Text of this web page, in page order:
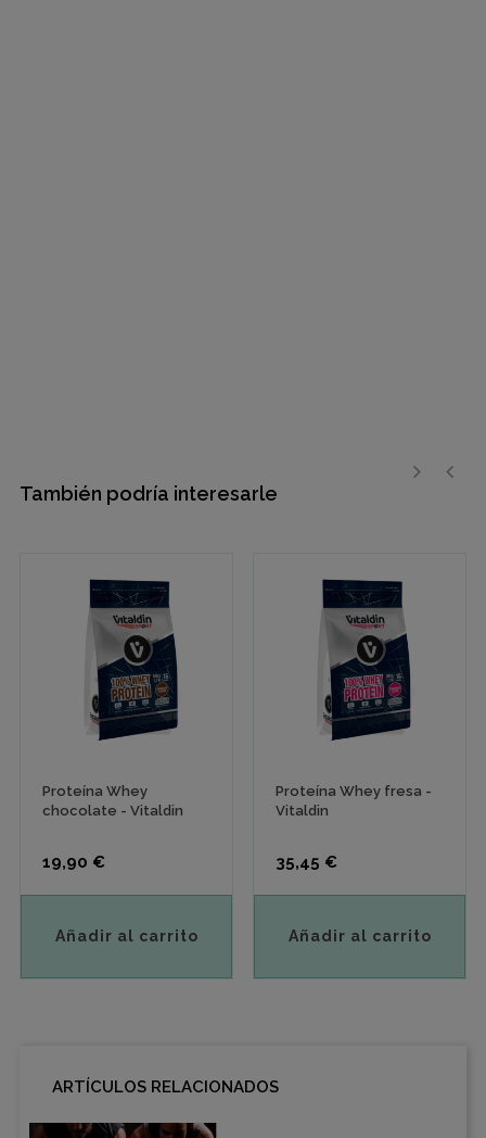
También podría interesarle
Proteína Whey
chocolate - Vitaldin
Precio
19,90 €
Añadir al carrito
Proteína Whey fresa -
Vitaldin
Precio
35,45 €
Añadir al carrito
ARTÍCULOS RELACIONADOS